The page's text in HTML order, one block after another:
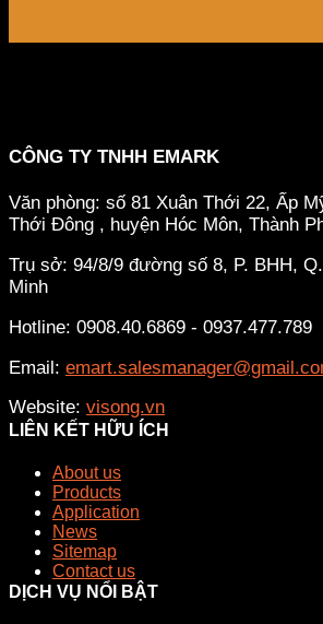
CÔNG TY TNHH EMARK
Văn phòng: số 81 Xuân Thới 22, Ấp
Thới Đông , huyện Hóc Môn, Thành
Trụ sở: 94/8/9 đường số 8, P. BHH,
Minh
Hotline: 0908.40.6869 - 0937.477.789
Email:
Website: visong.vn
LIÊN KẾT HỮU ÍCH
About us
Products
Application
News
Sitemap
Contact us
DỊCH VỤ NỔI BẬT